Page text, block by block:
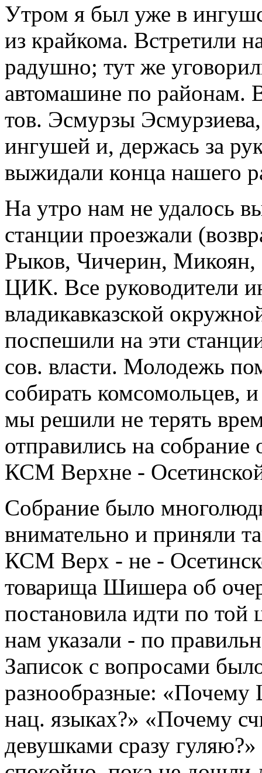
Утром я был уже в
из крайкома. Встретили
радушно; тут же
автомашине по районам.
тов. Эсмурзы
ингушей и, держась за
выжидали конца нашего
На утро нам не удалось
станции проезжали
Рыков, Чичерин, Микоян,
ЦИК. Все руководители
владикавказской
поспешили на эти
сов. власти. Молодежь
собирать комсомольцев,
мы решили не терять
отправились на
КСМ Верхне -
Собрание было
внимательно и приняли
КСМ Верх - не -
товарища Шишера об
постановила идти по той
нам указали - по
Записок с вопросами
разнообразные: «Почему
нац. языках?» «Почему
девушками сразу